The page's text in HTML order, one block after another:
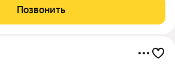
8-этажных секций, которые
двора с раскрытием
Позвонить